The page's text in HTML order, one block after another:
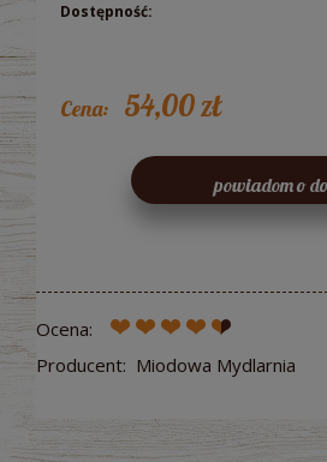
Dostępność:
Cena: 54,00 zł
powiadom o
Ocena:
Producent: Miodowa Mydlarnia